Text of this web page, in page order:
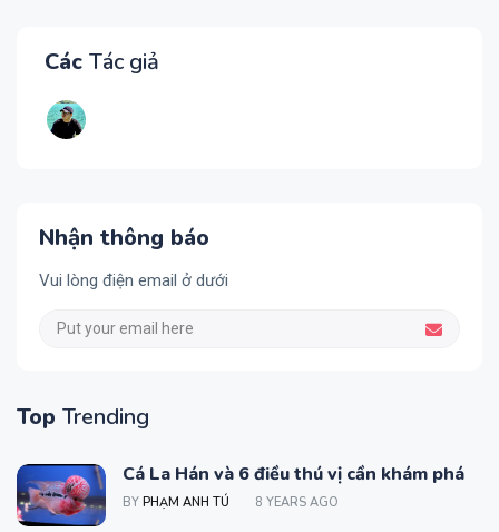
Các Tác giả
Nhận thông báo
Vui lòng điện email ở dưới
Top Trending
Cá La Hán và 6 điều thú vị cần khám phá
BY PHẠM ANH TÚ 8 YEARS AGO